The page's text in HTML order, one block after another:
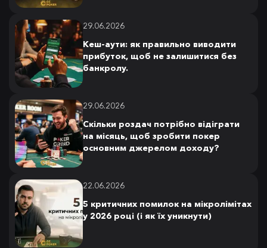
29.06.2026
Кеш-аути: як правильно виводити
прибуток, щоб не залишитися без
банкролу.
29.06.2026
Скільки роздач потрібно відіграти
на місяць, щоб зробити покер
основним джерелом доходу?
22.06.2026
5 критичних помилок на мікролімітах
у 2026 році (і як їх уникнути)